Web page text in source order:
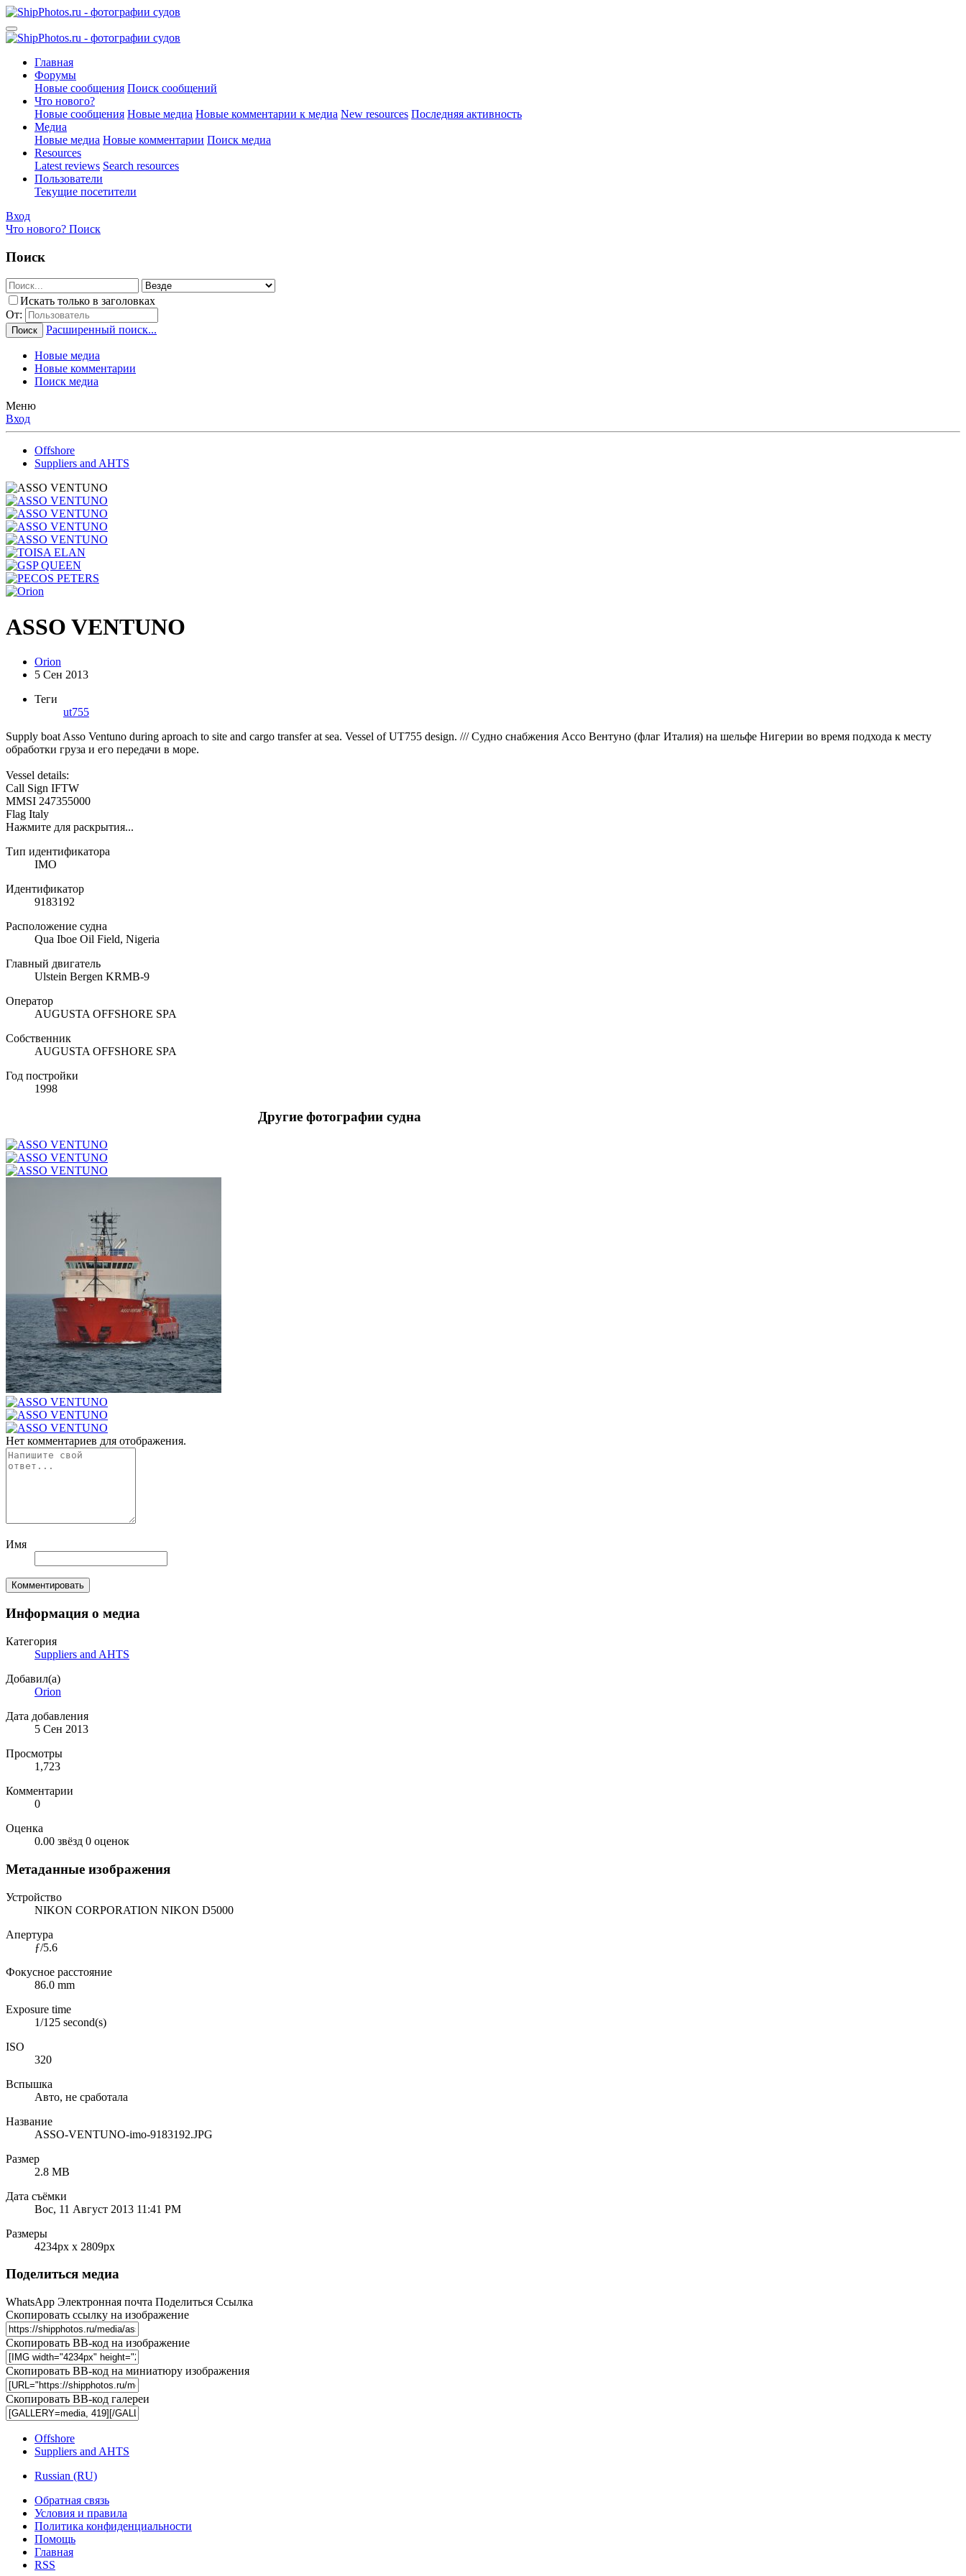
Главная
Форумы
Новые сообщения Поиск сообщений
Что нового?
Новые сообщения Новые медиа Новые комментарии к медиа New resources Последняя активность
Медиа
Новые медиа Новые комментарии Поиск медиа
Resources
Latest reviews Search resources
Пользователи
Текущие посетители
Вход
Что нового? Поиск
Поиск
Искать только в заголовках
От:
Поиск Расширенный поиск...
Новые медиа
Новые комментарии
Поиск медиа
Меню
Вход
Offshore
Suppliers and AHTS
ASSO VENTUNO
Orion
5 Сен 2013
Теги
ut755
Supply boat Asso Ventuno during aproach to site and cargo transfer at sea. Vessel of UT755 design. /// Судно снабжения Ассо Вентуно (флаг Италия) на шельфе Нигерии во время подхода к месту
обработки груза и его передачи в море.
Vessel details:
Call Sign IFTW
MMSI 247355000
Flag Italy
Нажмите для раскрытия...
Тип идентификатора
IMO
Идентификатор
9183192
Расположение судна
Qua Iboe Oil Field, Nigeria
Главный двигатель
Ulstein Bergen KRMB-9
Оператор
AUGUSTA OFFSHORE SPA
Собственник
AUGUSTA OFFSHORE SPA
Год постройки
1998
Другие фотографии судна
Нет комментариев для отображения.
Имя
Комментировать
Информация о медиа
Категория
Suppliers and AHTS
Добавил(а)
Orion
Дата добавления
5 Сен 2013
Просмотры
1,723
Комментарии
0
Оценка
0.00 звёзд 0 оценок
Метаданные изображения
Устройство
NIKON CORPORATION NIKON D5000
Апертура
ƒ/5.6
Фокусное расстояние
86.0 mm
Exposure time
1/125 second(s)
ISO
320
Вспышка
Авто, не сработала
Название
ASSO-VENTUNO-imo-9183192.JPG
Размер
2.8 MB
Дата съёмки
Вос, 11 Август 2013 11:41 PM
Размеры
4234px x 2809px
Поделиться медиа
WhatsApp Электронная почта Поделиться Ссылка
Скопировать ссылку на изображение
Скопировать BB-код на изображение
Скопировать BB-код на миниатюру изображения
Скопировать BB-код галереи
Offshore
Suppliers and AHTS
Russian (RU)
Обратная связь
Условия и правила
Политика конфиденциальности
Помощь
Главная
RSS